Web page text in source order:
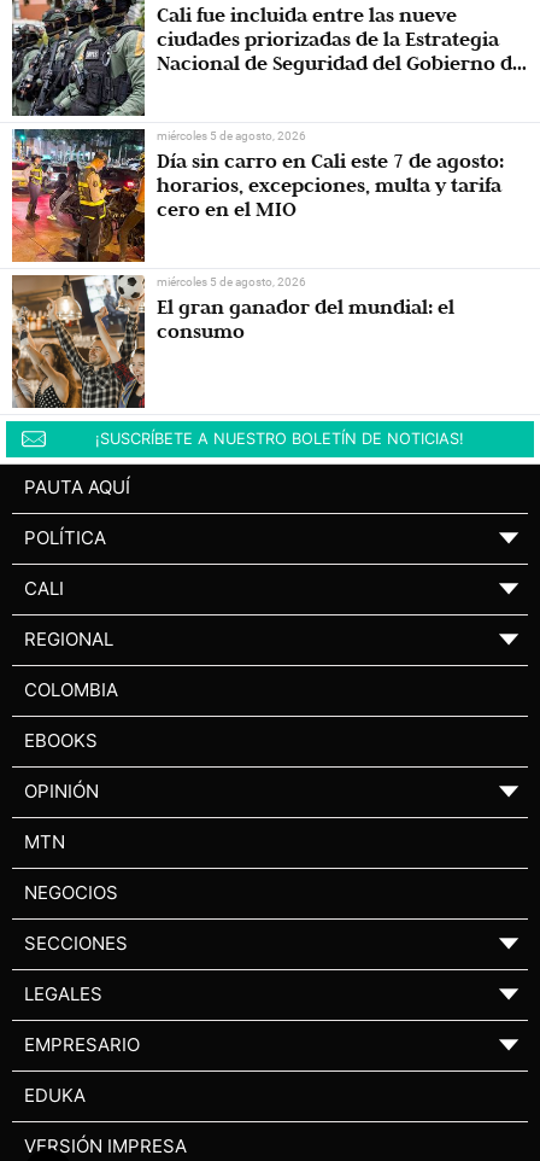
Cali fue incluida entre las nueve
ciudades priorizadas de la Estrategia
Nacional de Seguridad del Gobierno de
miércoles 5 de agosto, 2026
Día sin carro en Cali este 7 de agosto:
horarios, excepciones, multa y tarifa
cero en el MIO
miércoles 5 de agosto, 2026
El gran ganador del mundial: el
consumo
¡SUSCRÍBETE A NUESTRO BOLETÍN DE NOTICIAS!
PAUTA AQUÍ
POLÍTICA ▼
CALI ▼
REGIONAL ▼
COLOMBIA
EBOOKS
OPINIÓN ▼
MTN
NEGOCIOS
SECCIONES ▼
LEGALES ▼
EMPRESARIO ▼
EDUKA
VERSIÓN IMPRESA